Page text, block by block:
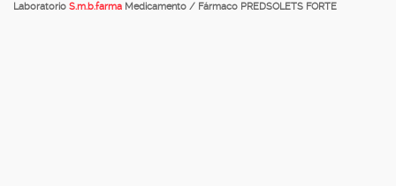
Laboratorio S.m.b.farma Medicamento / Fármaco PREDSOLETS FORTE